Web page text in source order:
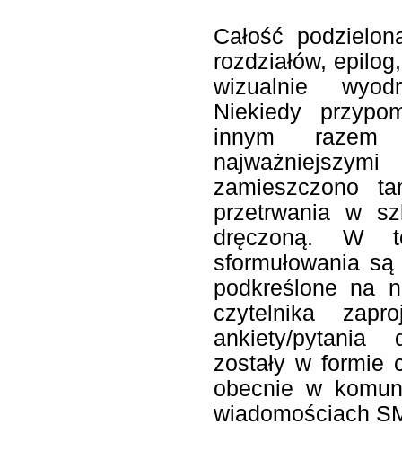
Całość
rozdziałów,
wizualnie
Niekiedy
innym razem
zamieszczono
przetrwania w
dręczoną. W
sformułowania
podkreślone na
czytelnika
ankiety/pytania
zostały w formie
obecnie w
wiadomościach